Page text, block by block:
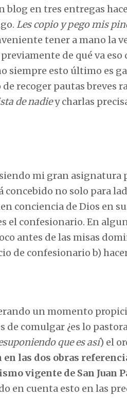
en tres entregas
Les copio y pego mis
tener a mano la
de qué va eso
siempre esto último es
recoger pautas breves
de nadiey charlas
mi gran asignatura
no solo para
conciencia de Dios en
el confesionario. En
antes de las misas
de confesionario b)
un momento
comulgar ¿es lo
que es así) el
en las dos obras
vigente de San Juan
en cuenta esto en las